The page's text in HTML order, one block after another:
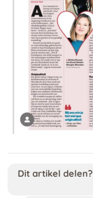
Dit artikel delen?